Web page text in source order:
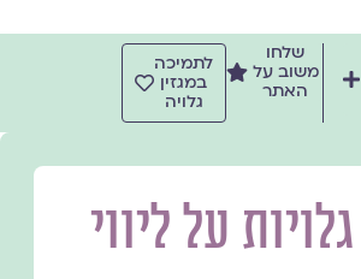
שלחו
משוב על
האתר
לתמיכה
במגזין
גלויה
על ליווי